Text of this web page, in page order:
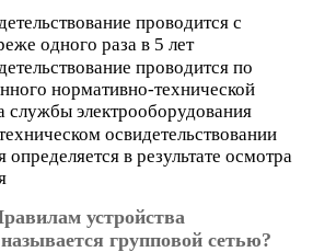
проводится с
одного раза в 5 лет
проводится по
нормативно-технической
службы электрооборудования
освидетельствовании
определяется в результате осмотра
устройства
групповой сетью?